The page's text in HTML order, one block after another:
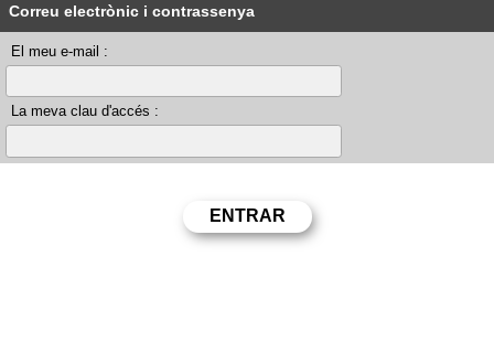
Correu electrònic i contrassenya
El meu e-mail :
La meva clau d'accés :